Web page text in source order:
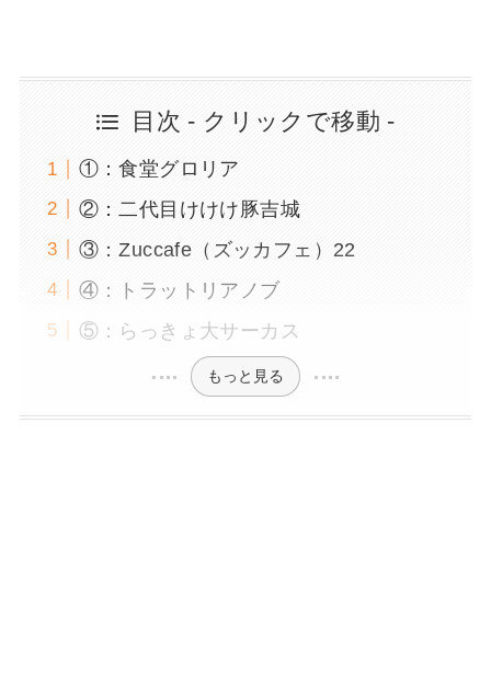
目次 - クリックで移動 -
①：食堂グロリア
②：二代目けけけ豚吉城
③：Zuccafe（ズッカフェ）22
④：トラットリアノブ
⑤：らっきょ大サーカス
もっと見る